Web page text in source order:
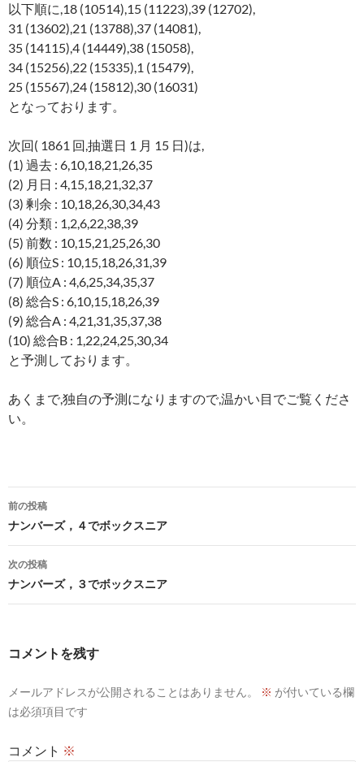
以下順に,18 (10514),15 (11223),39 (12702),
31 (13602),21 (13788),37 (14081),
35 (14115),4 (14449),38 (15058),
34 (15256),22 (15335),1 (15479),
25 (15567),24 (15812),30 (16031)
となっております。
次回( 1861 回,抽選日 1 月 15 日)は,
(1) 過去 : 6,10,18,21,26,35
(2) 月日 : 4,15,18,21,32,37
(3) 剰余 : 10,18,26,30,34,43
(4) 分類 : 1,2,6,22,38,39
(5) 前数 : 10,15,21,25,26,30
(6) 順位S : 10,15,18,26,31,39
(7) 順位A : 4,6,25,34,35,37
(8) 総合S : 6,10,15,18,26,39
(9) 総合A : 4,21,31,35,37,38
(10) 総合B : 1,22,24,25,30,34
と予測しております。
あくまで,独自の予測になりますので,温かい目でご覧くださ
い。
投
稿
ナ
ビ
ゲ
ョ
前の投稿
ナンバーズ，４でボックスニア
次の投稿
ナンバーズ，３でボックスニア
コメントを残す
メールアドレスが公開されることはありません。 ※ が付いている欄
は必須項目です
コメント ※